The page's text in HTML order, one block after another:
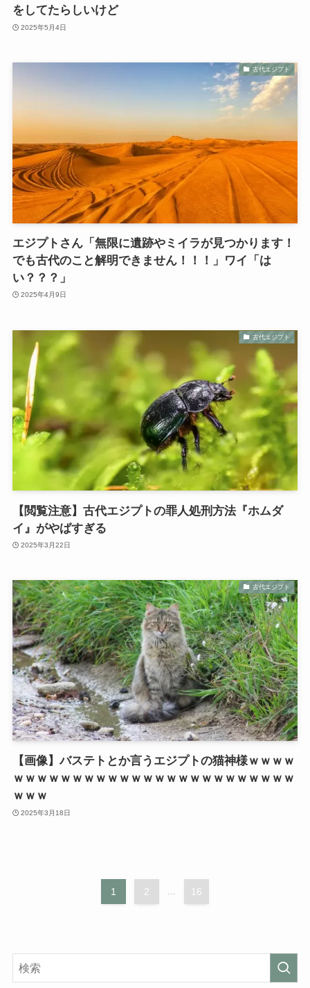
をしてたらしいけど
2025年5月4日
古代エジプト
エジプトさん「無限に遺跡やミイラが見つかります！
でも古代のこと解明できません！！！」ワイ「は
い？？？」
2025年4月9日
古代エジプト
【閲覧注意】古代エジプトの罪人処刑方法『ホムダ
イ』がやばすぎる
2025年3月22日
古代エジプト
【画像】バステトとか言うエジプトの猫神様ｗｗｗｗ
ｗｗｗｗｗｗｗｗｗｗｗｗｗｗｗｗｗｗｗｗｗｗｗｗ
ｗｗｗ
2025年3月18日
1 2 ... 16